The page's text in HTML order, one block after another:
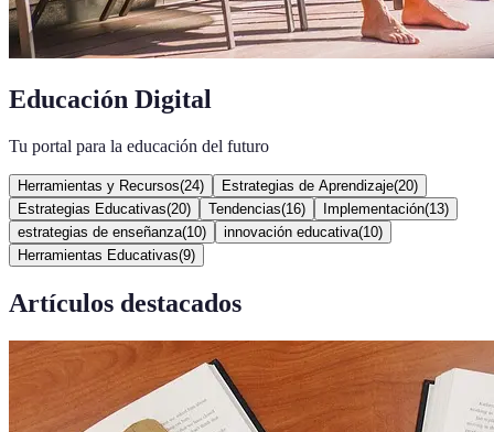
Educación Digital
Tu portal para la educación del futuro
Herramientas y Recursos(24) Estrategias de Aprendizaje(20)
Estrategias Educativas(20) Tendencias(16) Implementación(13)
estrategias de enseñanza(10) innovación educativa(10)
Herramientas Educativas(9)
Artículos destacados